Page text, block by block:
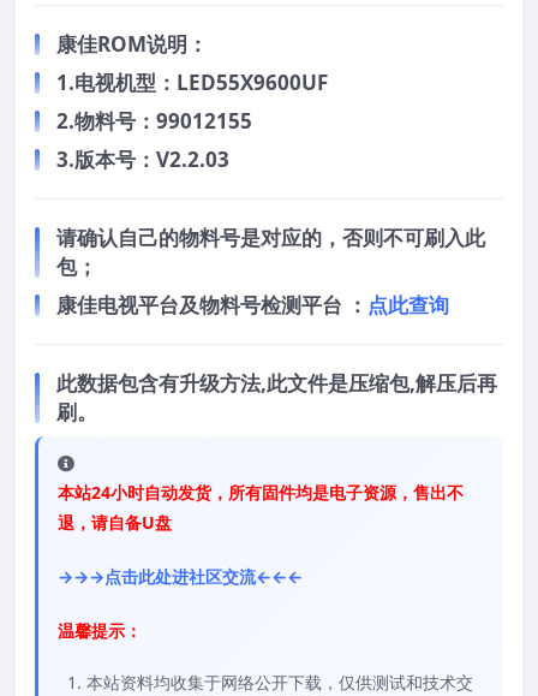
康佳ROM说明：
1.电视机型：LED55X9600UF
2.物料号：99012155
3.版本号：V2.2.03
请确认自己的物料号是对应的，否则不可刷入此
包；
康佳电视平台及物料号检测平台 ： 点此查询
此数据包含有升级方法,此文件是压缩包,解压后再
刷。
本站24小时自动发货，所有固件均是电子资源，售出不
退，请自备U盘
→→→点击此处进社区交流←←←
温馨提示：
本站资料均收集于网络公开下载，仅供测试和技术交